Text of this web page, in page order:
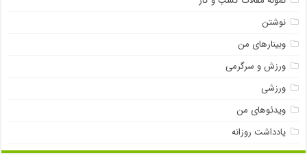
نوشتن
وبینارهای من
ورزش و سرگرمی
ورزشی
ویدئوهای من
یادداشت روزانه